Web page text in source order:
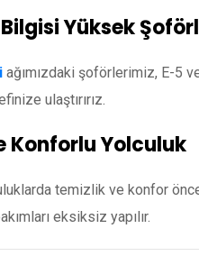
Yüksek
ağımızdaki şoförlerimiz, E-5
ulaştırırız.
Konforlu Yolculuk
temizlik ve konfor
eksiksiz yapılır.